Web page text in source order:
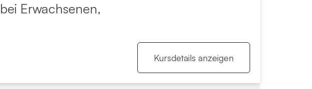
Erwachsenen,
Kursdetails anzeigen